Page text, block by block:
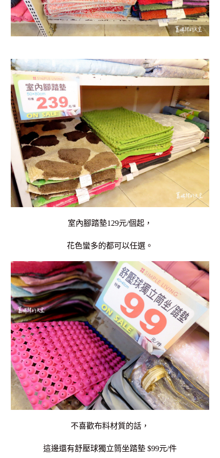
室內腳踏墊129元/個起，
花色蠻多的都可以任選。
不喜歡布料材質的話，
這邊還有舒壓球獨立筒坐踏墊 $99元/件